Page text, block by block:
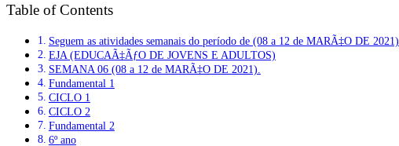
Table of Contents
Seguem as atividades semanais do período de (08 a 12 de MARÃ‡O DE 2021).
EJA (EDUCAÃ‡ÃƒO DE JOVENS E ADULTOS)
SEMANA 06 (08 a 12 de MARÃ‡O DE 2021).
Fundamental 1
CICLO 1
CICLO 2
Fundamental 2
6º ano